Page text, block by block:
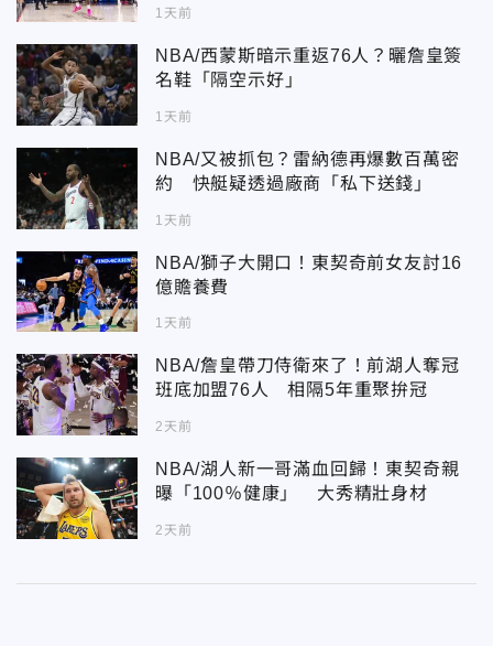
1天前
NBA/西蒙斯暗示重返76人？曬詹皇簽
名鞋「隔空示好」
1天前
NBA/又被抓包？雷納德再爆數百萬密
約 快艇疑透過廠商「私下送錢」
1天前
NBA/獅子大開口！東契奇前女友討16
億贍養費
1天前
NBA/詹皇帶刀侍衛來了！前湖人奪冠
班底加盟76人 相隔5年重聚拚冠
2天前
NBA/湖人新一哥滿血回歸！東契奇親
曝「100％健康」 大秀精壯身材
2天前